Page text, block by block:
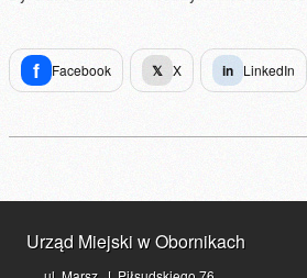
f Facebook 𝕏 X in LinkedIn
Urząd Miejski w Obornikach